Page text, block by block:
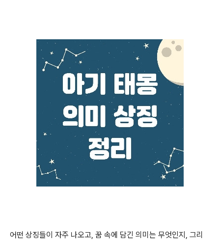
어떤 상징들이 자주 나오고, 꿈 속에 담긴 의미는 무엇인지, 그리